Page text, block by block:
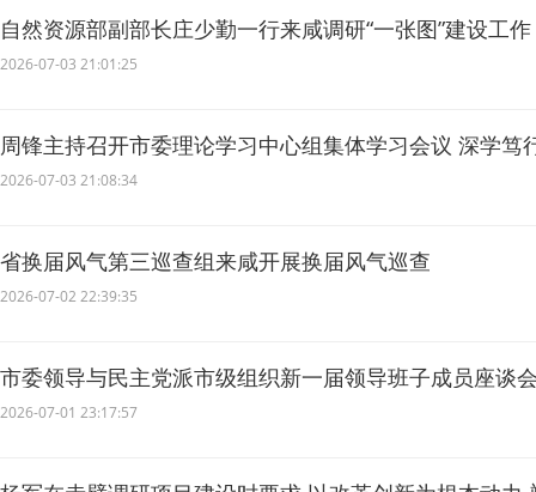
自然资源部副部长庄少勤一行来咸调研“一张图”建设工作
2026-07-03 21:01:25
周锋主持召开市委理论学习中心组集体学习会议 深学笃
2026-07-03 21:08:34
省换届风气第三巡查组来咸开展换届风气巡查
2026-07-02 22:39:35
市委领导与民主党派市级组织新一届领导班子成员座谈
2026-07-01 23:17:57